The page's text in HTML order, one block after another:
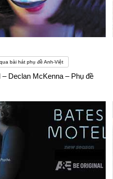
bài hát phụ đề Anh-Việt
Declan McKenna – Phụ đề